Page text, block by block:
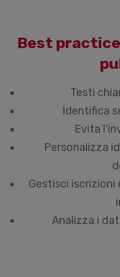
Best
Testi
Identifica
Evita
Personalizza
Gestisci
Analizza i